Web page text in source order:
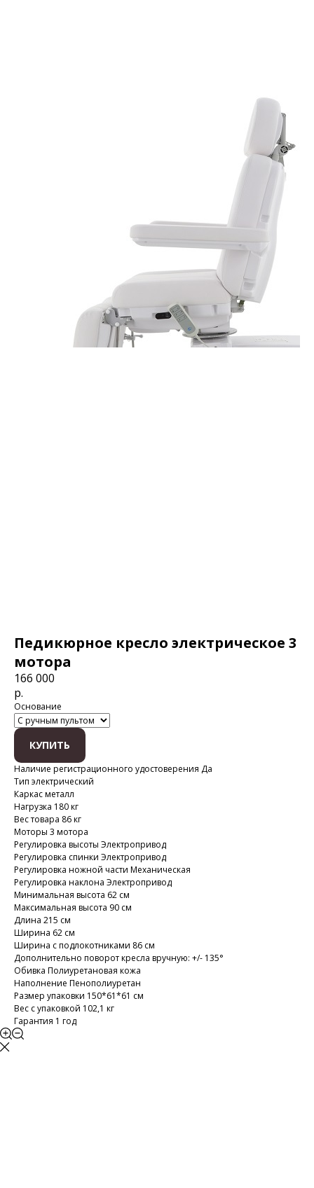
Педикюрное кресло электрическое 3
мотора
166 000
р.
Основание
КУПИТЬ
Наличие регистрационного удостоверения Да
Тип электрический
Каркас металл
Нагрузка 180 кг
Вес товара 86 кг
Моторы 3 мотора
Регулировка высоты Электропривод
Регулировка спинки Электропривод
Регулировка ножной части Механическая
Регулировка наклона Электропривод
Минимальная высота 62 см
Максимальная высота 90 см
Длина 215 см
Ширина 62 см
Ширина с подлокотниками 86 см
Дополнительно поворот кресла вручную: +/- 135°
Обивка Полиуретановая кожа
Наполнение Пенополиуретан
Размер упаковки 150*61*61 см
Вес с упаковкой 102,1 кг
Гарантия 1 год